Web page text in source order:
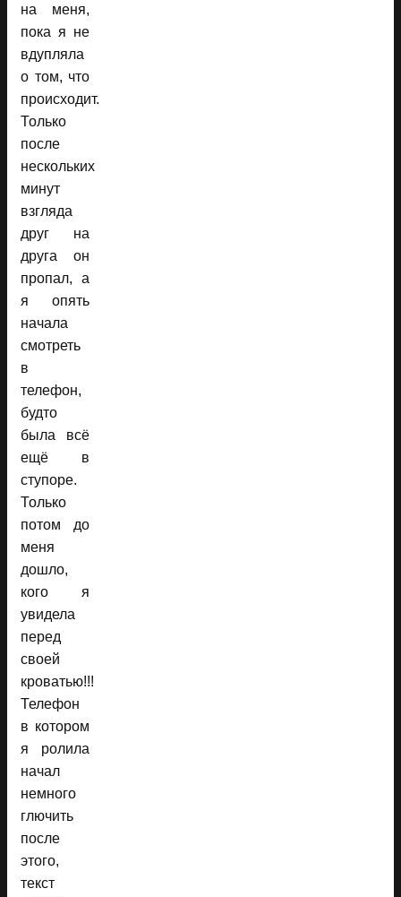
на меня,
пока я не
вдупляла
о том, что
происходит.
Только
после
нескольких
минут
взгляда
друг на
друга он
пропал, а
я опять
начала
смотреть
в
телефон,
будто
была всё
ещё в
ступоре.
Только
потом до
меня
дошло,
кого я
увидела
перед
своей
кроватью!!!
Телефон
в котором
я ролила
начал
немного
глючить
после
этого,
текст